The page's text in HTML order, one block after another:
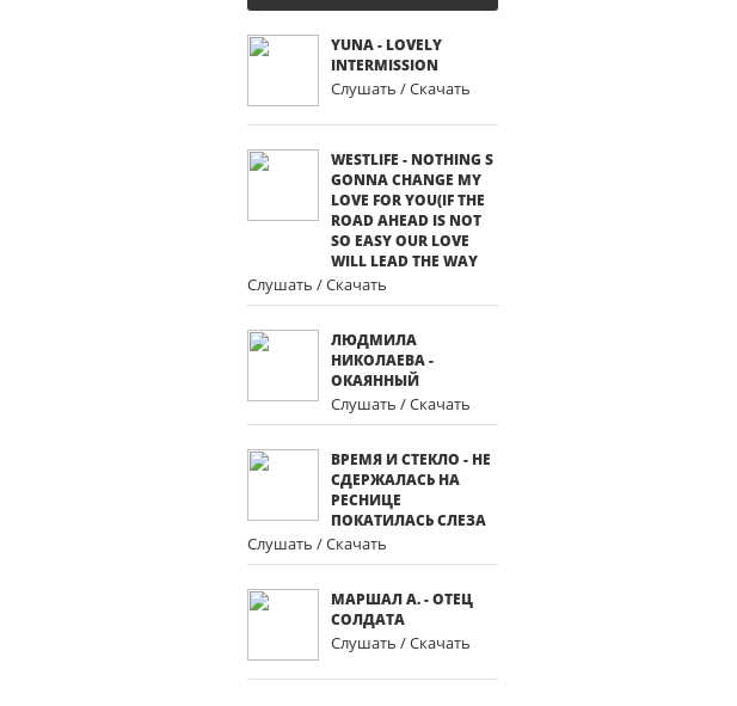
YUNA - LOVELY
INTERMISSION
Слушать / Скачать
WESTLIFE - NOTHING S
GONNA CHANGE MY
LOVE FOR YOU(IF THE
ROAD AHEAD IS NOT
SO EASY OUR LOVE
WILL LEAD THE WAY
Слушать / Скачать
ЛЮДМИЛА
НИКОЛАЕВА -
ОКАЯННЫЙ
Слушать / Скачать
ВРЕМЯ И СТЕКЛО - НЕ
СДЕРЖАЛАСЬ НА
РЕСНИЦЕ
ПОКАТИЛАСЬ СЛЕЗА
Слушать / Скачать
МАРШАЛ А. - ОТЕЦ
СОЛДАТА
Слушать / Скачать